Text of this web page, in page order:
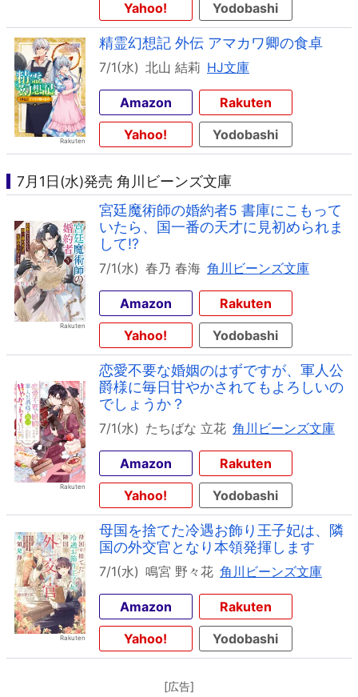
Yahoo!
Yodobashi
精霊幻想記 外伝 アマカワ卿の食卓
7/1(水) 北山 結莉 HJ文庫
Amazon
Rakuten
Yahoo!
Yodobashi
7月1日(水)発売 角川ビーンズ文庫
宮廷魔術師の婚約者5 書庫にこもって
いたら、国一番の天才に見初められま
して!?
7/1(水) 春乃 春海 角川ビーンズ文庫
Amazon
Rakuten
Yahoo!
Yodobashi
恋愛不要な婚姻のはずですが、軍人公
爵様に毎日甘やかされてもよろしいの
でしょうか？
7/1(水) たちばな 立花 角川ビーンズ文庫
Amazon
Rakuten
Yahoo!
Yodobashi
母国を捨てた冷遇お飾り王子妃は、隣
国の外交官となり本領発揮します
7/1(水) 鳴宮 野々花 角川ビーンズ文庫
Amazon
Rakuten
Yahoo!
Yodobashi
[広告]